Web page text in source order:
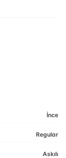
İnce
Regular
Askılı